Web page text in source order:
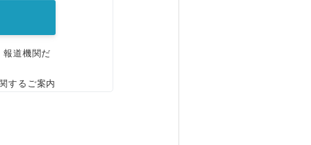
報道機関だ
するご案内